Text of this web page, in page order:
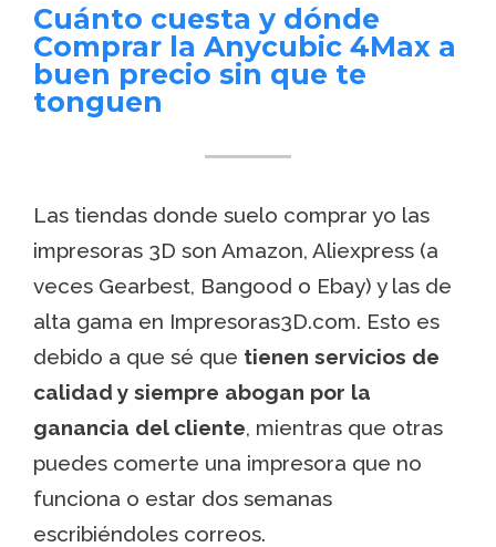
Cuánto cuesta y dónde
Comprar la Anycubic 4Max a
buen precio sin que te
tonguen
Las tiendas donde suelo comprar yo las
impresoras 3D son Amazon, Aliexpress (a
veces Gearbest, Bangood o Ebay) y las de
alta gama en Impresoras3D.com. Esto es
debido a que sé que tienen servicios de
calidad y siempre abogan por la
ganancia del cliente, mientras que otras
puedes comerte una impresora que no
funciona o estar dos semanas
escribiéndoles correos.